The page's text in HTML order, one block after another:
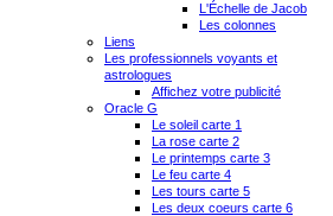
L'Échelle de Jacob
Les colonnes
Liens
Les professionnels voyants et
astrologues
Affichez votre publicité
Oracle G
Le soleil carte 1
La rose carte 2
Le printemps carte 3
Le feu carte 4
Les tours carte 5
Les deux coeurs carte 6